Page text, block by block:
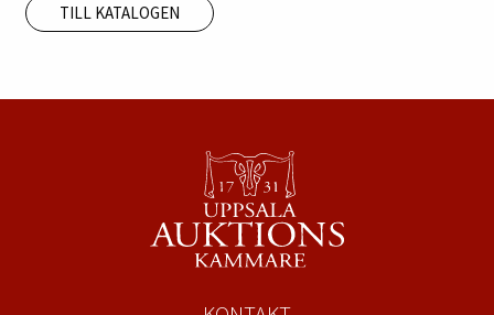
TILL KATALOGEN